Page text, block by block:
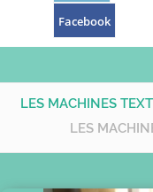
Facebook
LES MACHINES
LES